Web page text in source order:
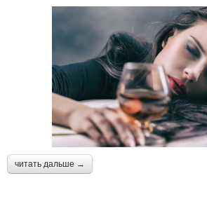
читать дальше →